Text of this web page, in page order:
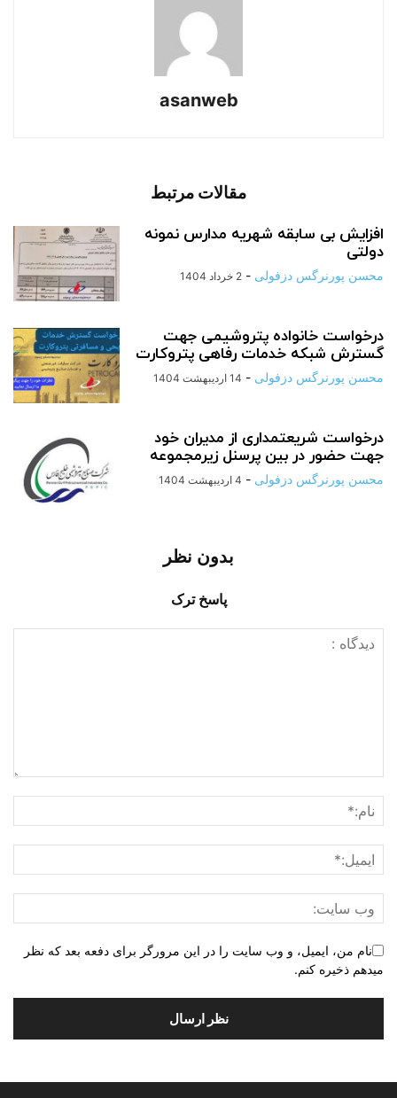
asanweb
مقالات مرتبط
افزایش بی سابقه شهریه مدارس نمونه
دولتی
محسن پورنرگس دزفولی - 2 خرداد 1404
درخواست خانواده پتروشیمی جهت
گسترش شبکه خدمات رفاهی پتروکارت
محسن پورنرگس دزفولی - 14 اردیبهشت 1404
درخواست شریعتمداری از مدیران خود
جهت حضور در بین پرسنل زیرمجموعه
محسن پورنرگس دزفولی - 4 اردیبهشت 1404
بدون نظر
پاسخ ترک
نام من، ایمیل، و وب سایت را در این مرورگر برای دفعه بعد که نظر
میدهم ذخیره کنم.